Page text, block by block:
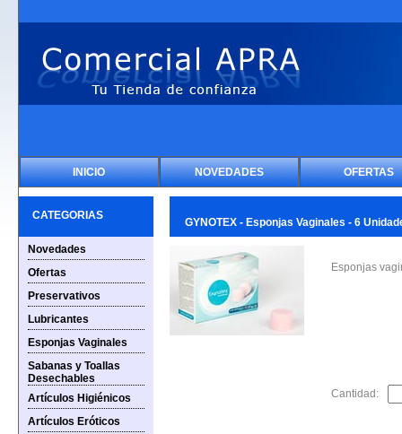
INICIO NOVEDADES OFERTAS
CATEGORIAS
Novedades
Ofertas
Preservativos
Lubricantes
Esponjas Vaginales
Sabanas y Toallas
Desechables
Artículos Higiénicos
Artículos Eróticos
GYNOTEX - Esponjas Vaginales - 6
Esponjas
Cantidad: